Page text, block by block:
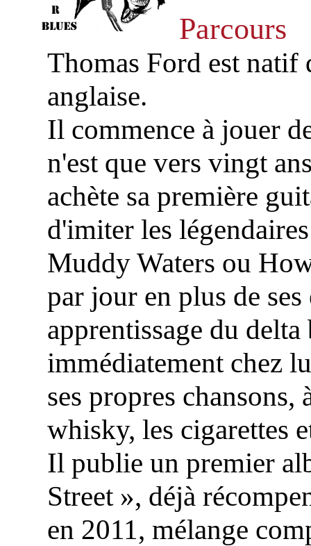
Parcours
Thomas Ford est natif
anglaise.
Il commence à jouer
n'est que vers vingt
achète sa première
d'imiter les
Muddy Waters ou
par jour en plus de
apprentissage du
immédiatement chez
ses propres chansons,
whisky, les cigarettes
Il publie un premier
Street », déjà
en 2011, mélange